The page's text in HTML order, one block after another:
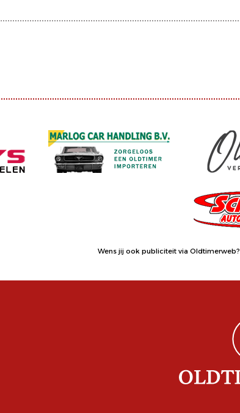
Wens jij ook publiciteit via Oldtimerweb?